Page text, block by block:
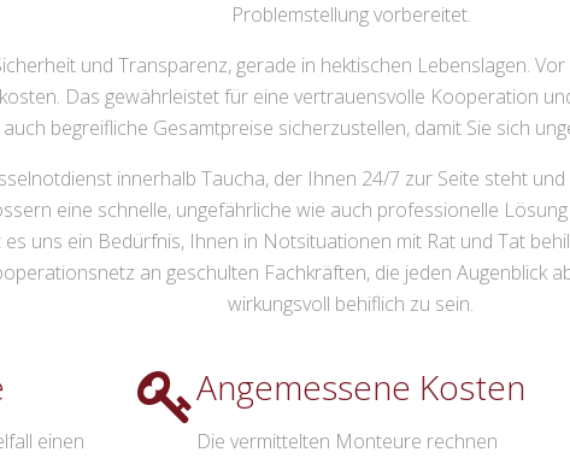
Problemstellung vorbereitet.
und Transparenz, gerade in hektischen Lebenslagen.
Das gewährleistet für eine vertrauensvolle Kooperation
begreifliche Gesamtpreise sicherzustellen, damit Sie sich
innerhalb Taucha, der Ihnen 24/7 zur Seite steht
eine schnelle, ungefährliche wie auch professionelle
uns ein Bedürfnis, Ihnen in Notsituationen mit Rat und Tat
an geschulten Fachkräften, die jeden Augenblick
wirkungsvoll behiflich zu sein.
einen
Angemessene Kosten
Die vermittelten Monteure rechnen